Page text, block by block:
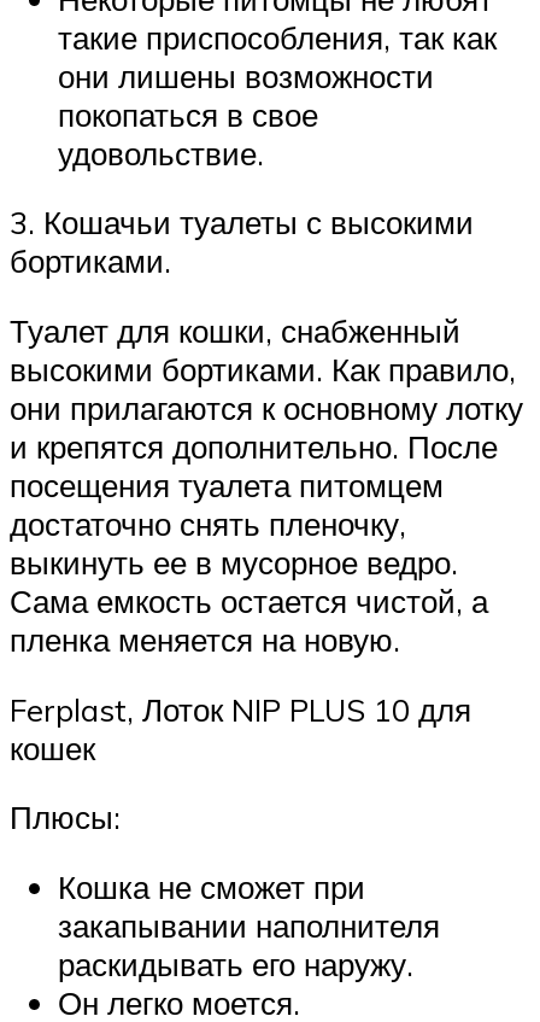
такие приспособления, так как
они лишены возможности
покопаться в свое
удовольствие.
3. Кошачьи туалеты с высокими
бортиками.
Туалет для кошки, снабженный
высокими бортиками. Как правило,
они прилагаются к основному лотку
и крепятся дополнительно. После
посещения туалета питомцем
достаточно снять пленочку,
выкинуть ее в мусорное ведро.
Сама емкость остается чистой, а
пленка меняется на новую.
Ferplast, Лоток NIP PLUS 10 для
кошек
Плюсы:
Кошка не сможет при
закапывании наполнителя
раскидывать его наружу.
Он легко моется.